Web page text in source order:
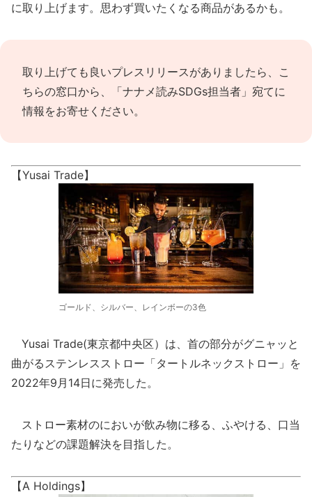
に取り上げます。思わず買いたくなる商品があるかも。
取り上げても良いプレスリリースがありましたら、 こ
ちらの窓口から、「ナナメ読みSDGs担当者」宛てに
情報をお寄せください。
【Yusai Trade】
ゴールド、シルバー、レインボーの3色
Yusai Trade(東京都中央区）は、首の部分がグニャッと
曲がるステンレスストロー「タートルネックストロー」を
2022年9月14日に発売した。
ストロー素材のにおいが飲み物に移る、ふやける、口当
たりなどの課題解決を目指した。
【A Holdings】